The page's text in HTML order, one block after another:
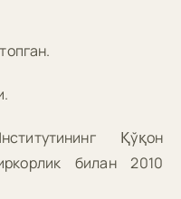
Қўқон
билан 2010